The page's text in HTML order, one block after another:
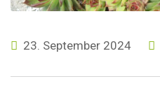
23. September 2024